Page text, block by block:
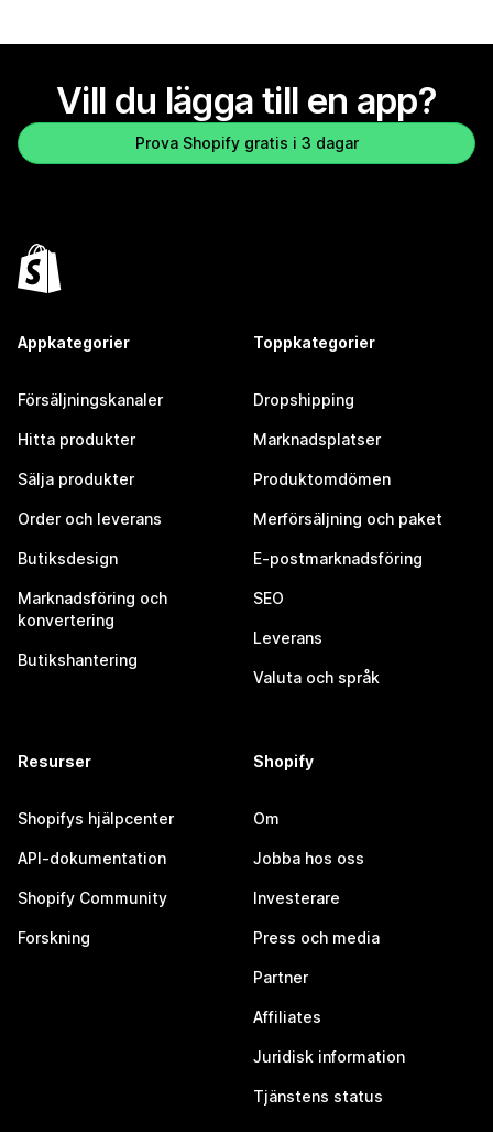
Vill du lägga till en app?
Prova Shopify gratis i 3 dagar
Appkategorier
Försäljningskanaler
Hitta produkter
Sälja produkter
Order och leverans
Butiksdesign
Marknadsföring och
konvertering
Butikshantering
Toppkategorier
Dropshipping
Marknadsplatser
Produktomdömen
Merförsäljning och paket
E-postmarknadsföring
SEO
Leverans
Valuta och språk
Resurser
Shopifys hjälpcenter
API-dokumentation
Shopify Community
Forskning
Shopify
Om
Jobba hos oss
Investerare
Press och media
Partner
Affiliates
Juridisk information
Tjänstens status